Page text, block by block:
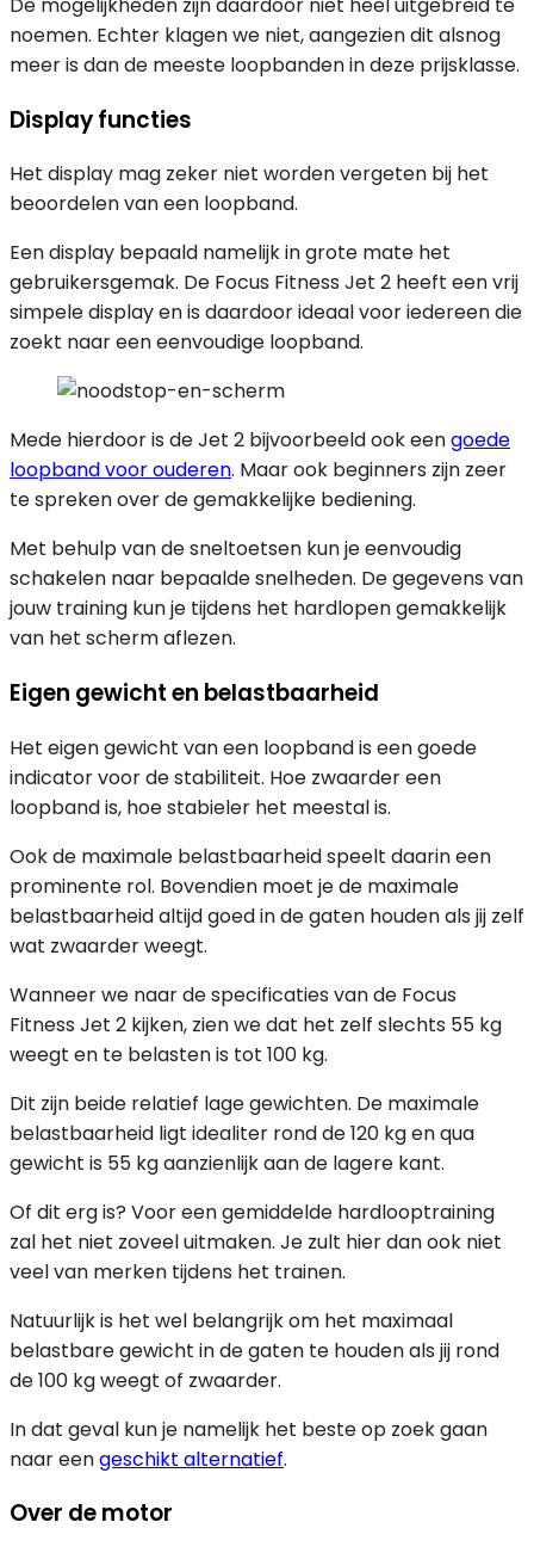
noemen. Echter klagen we niet, aangezien dit alsnog
meer is dan de meeste loopbanden in deze prijsklasse.
Display functies
Het display mag zeker niet worden vergeten bij het
beoordelen van een loopband.
Een display bepaald namelijk in grote mate het
gebruikersgemak. De Focus Fitness Jet 2 heeft een vrij
simpele display en is daardoor ideaal voor iedereen die
zoekt naar een eenvoudige loopband.
Mede hierdoor is de Jet 2 bijvoorbeeld ook eengoede
loopband voor ouderen. Maar ook beginners zijn zeer
te spreken over de gemakkelijke bediening.
Met behulp van de sneltoetsen kun je eenvoudig
schakelen naar bepaalde snelheden. De gegevens van
jouw training kun je tijdens het hardlopen gemakkelijk
van het scherm aflezen.
Eigen gewicht en belastbaarheid
Het eigen gewicht van een loopband is een goede
indicator voor de stabiliteit. Hoe zwaarder een
loopband is, hoe stabieler het meestal is.
Ook de maximale belastbaarheid speelt daarin een
prominente rol. Bovendien moet je de maximale
belastbaarheid altijd goed in de gaten houden als jij zelf
wat zwaarder weegt.
Wanneer we naar de specificaties van de Focus
Fitness Jet 2 kijken, zien we dat het zelf slechts 55 kg
weegt en te belasten is tot 100 kg.
Dit zijn beide relatief lage gewichten. De maximale
belastbaarheid ligt idealiter rond de 120 kg en qua
gewicht is 55 kg aanzienlijk aan de lagere kant.
Of dit erg is? Voor een gemiddelde hardlooptraining
zal het niet zoveel uitmaken. Je zult hier dan ook niet
veel van merken tijdens het trainen.
Natuurlijk is het wel belangrijk om het maximaal
belastbare gewicht in de gaten te houden als jij rond
de 100 kg weegt of zwaarder.
In dat geval kun je namelijk het beste op zoek gaan
naar eengeschikt alternatief.
Over de motor